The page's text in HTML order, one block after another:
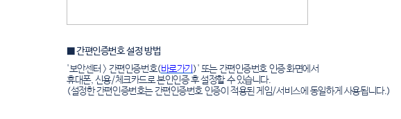
■ 간편인증번호 설정 방법
'보안센터 > 간편인증번호(바로가기 )' 또는 간편인증번호 인증 화면에서
휴대폰, 신용/체크카드로 본인인증 후 설정할 수 있습니다.
(설정한 간편인증번호는 간편인증번호 인증이 적용된 게임/서비스에 동일하게 사용됩니다.)